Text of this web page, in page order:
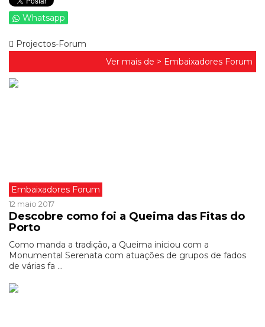
Whatsapp
Projectos-Forum
Ver mais de > Embaixadores Forum
Embaixadores Forum
12 maio 2017
Descobre como foi a Queima das Fitas do
Porto
Como manda a tradição, a Queima iniciou com a
Monumental Serenata com atuações de grupos de fados
de várias fa ...